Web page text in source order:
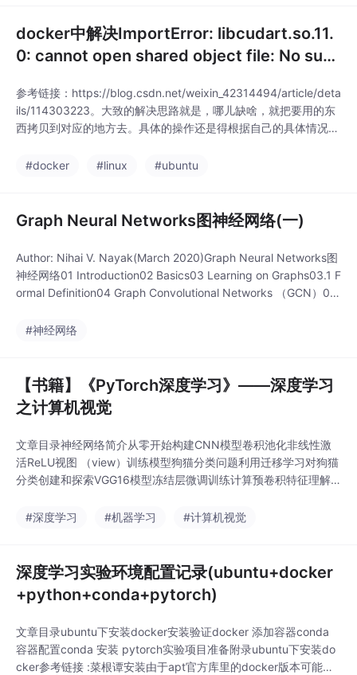
docker中解决ImportError: libcudart.so.11.
0: cannot open shared object file: No suc
参考链接：https://blog.csdn.net/weixin_42314494/article/deta
ils/114303223。大致的解决思路就是，哪儿缺啥，就把要用的东
西拷贝到对应的地方去。具体的操作还是得根据自己的具体情况来
就折腾很久，我们默认安装的cuda在。
#docker #linux #ubuntu
Graph Neural Networks图神经网络(一)
Author: Nihai V. Nayak(March 2020)Graph Neural Networks图
神经网络01 Introduction02 Basics03 Learning on Graphs03.1 F
ormal Definition04 Graph Convolutional Networks （GCN）04.
#神经网络
【书籍】《PyTorch深度学习》——深度学习
之计算机视觉
文章目录神经网络简介从零开始构建CNN模型卷积池化非线性激
活ReLU视图 （view）训练模型狗猫分类问题利用迁移学习对狗猫
分类创建和探索VGG16模型冻结层微调训练计算预卷积特征理解C
器可分为以下步骤。获取数据创建验证数据集从零开始构建CNN
#深度学习 #机器学习 #计算机视觉
深度学习实验环境配置记录(ubuntu+docker
+python+conda+pytorch)
文章目录ubuntu下安装docker安装验证docker 添加容器conda
容器配置conda 安装 pytorch实验项目准备附录ubuntu下安装do
cker参考链接 :菜根谭安装由于apt官方库里的docker版本可能比